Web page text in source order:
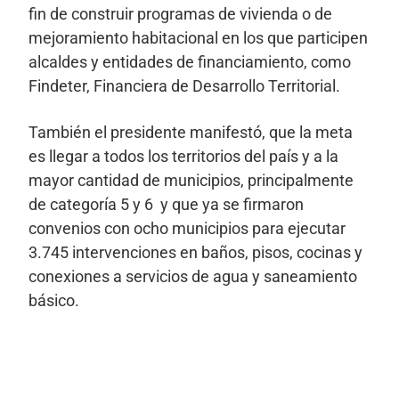
fin de construir programas de vivienda o de
mejoramiento habitacional en los que participen
alcaldes y entidades de financiamiento, como
Findeter, Financiera de Desarrollo Territorial.
También el presidente manifestó, que la meta
es llegar a todos los territorios del país y a la
mayor cantidad de municipios, principalmente
de categoría 5 y 6 y que ya se firmaron
convenios con ocho municipios para ejecutar
3.745 intervenciones en baños, pisos, cocinas y
conexiones a servicios de agua y saneamiento
básico.